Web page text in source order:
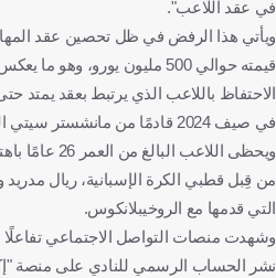
في عقد اللاعب".
ويأتي هذا الرفض في ظل تحصين عقد
قيمته حوالي 500 مليون يورو،
في صيف 2024 قادمًا من مانشستر سيتي الإنجليزي.
ويحظى اللاعب
من قِبل قطبي الكرة الإسبانية، ريال مدريد
التي قدمها مع الروخيبلانكوس.
وشهدت منصات التواصل الاجتماعي تفاعلًا
نشر الحساب الرسمي للنادي على منصة